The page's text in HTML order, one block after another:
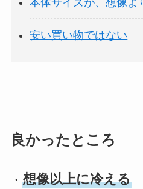
安い買い物ではない
良かったところ
・ 想像以上に冷える